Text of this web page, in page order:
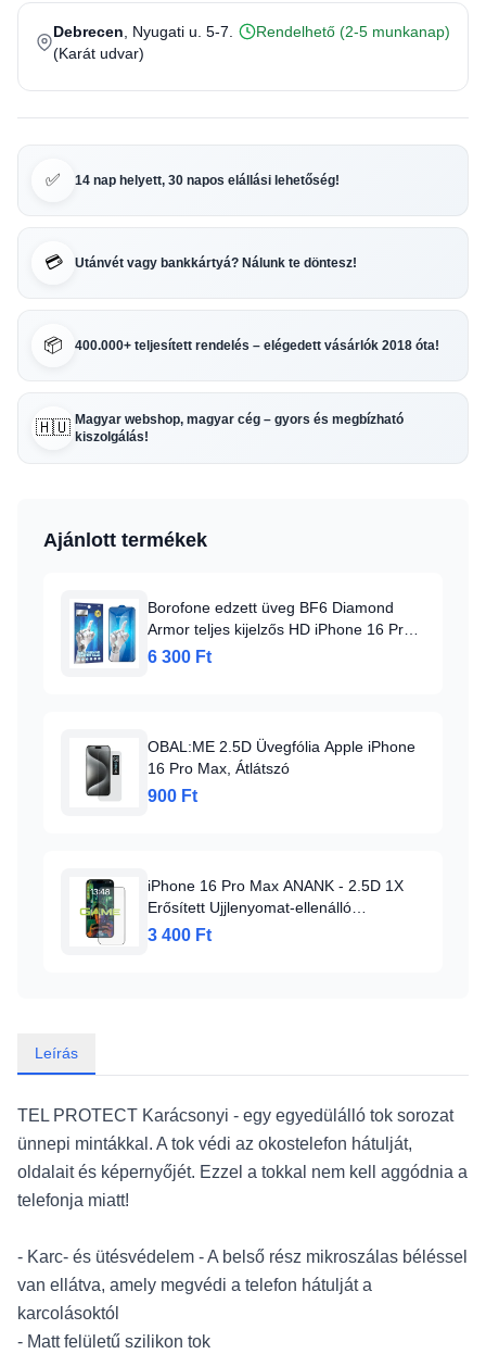
Debrecen , Nyugati u. 5-7.
(Karát udvar)
Rendelhető (2-5 munkanap)
✅ 14 nap helyett, 30 napos elállási lehetőség!
💳 Utánvét vagy bankkártyá? Nálunk te döntesz!
📦 400.000+ teljesített rendelés – elégedett vásárlók 2018 óta!
🇭🇺 Magyar webshop, magyar cég – gyors és megbízható
kiszolgálás!
Ajánlott termékek
Borofone edzett üveg BF6 Diamond
Armor teljes kijelzős HD iPhone 16 Pro
Max - 10 darab üvegfólia
6 300 Ft
OBAL:ME 2.5D Üvegfólia Apple iPhone
16 Pro Max, Átlátszó
900 Ft
iPhone 16 Pro Max ANANK - 2.5D 1X
Erősített Ujjlenyomat-ellenálló
Képernyővédő - Fekete üvegfólia
3 400 Ft
Leírás
TEL PROTECT Karácsonyi - egy egyedülálló tok sorozat
ünnepi mintákkal. A tok védi az okostelefon hátulját,
oldalait és képernyőjét. Ezzel a tokkal nem kell aggódnia a
telefonja miatt!
- Karc- és ütésvédelem - A belső rész mikroszálas béléssel
van ellátva, amely megvédi a telefon hátulját a
karcolásoktól
- Matt felületű szilikon tok